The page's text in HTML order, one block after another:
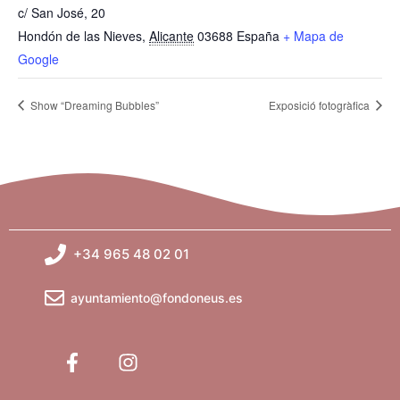
c/ San José, 20
Hondón de las Nieves, Alicante 03688 España + Mapa de
Google
Show “Dreaming Bubbles” Exposició fotogràfica
+34 965 48 02 01
ayuntamiento@fondoneus.es